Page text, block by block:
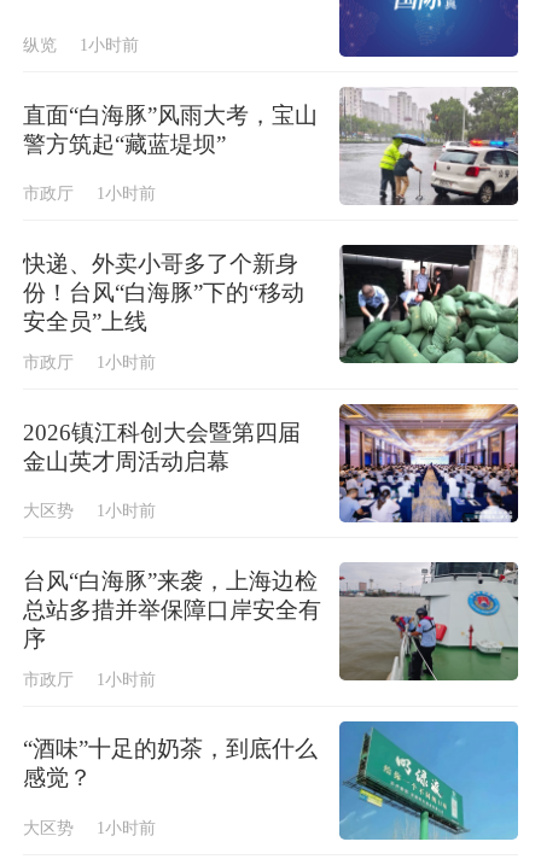
纵览 1小时前
直面“白海豚”风雨大考，宝山
警方筑起“藏蓝堤坝”
市政厅 1小时前
快递、外卖小哥多了个新身
份！台风“白海豚”下的“移动
安全员”上线
市政厅 1小时前
2026镇江科创大会暨第四届
金山英才周活动启幕
大区势 1小时前
台风“白海豚”来袭，上海边检
总站多措并举保障口岸安全有
序
市政厅 1小时前
“酒味”十足的奶茶，到底什么
感觉？
大区势 1小时前